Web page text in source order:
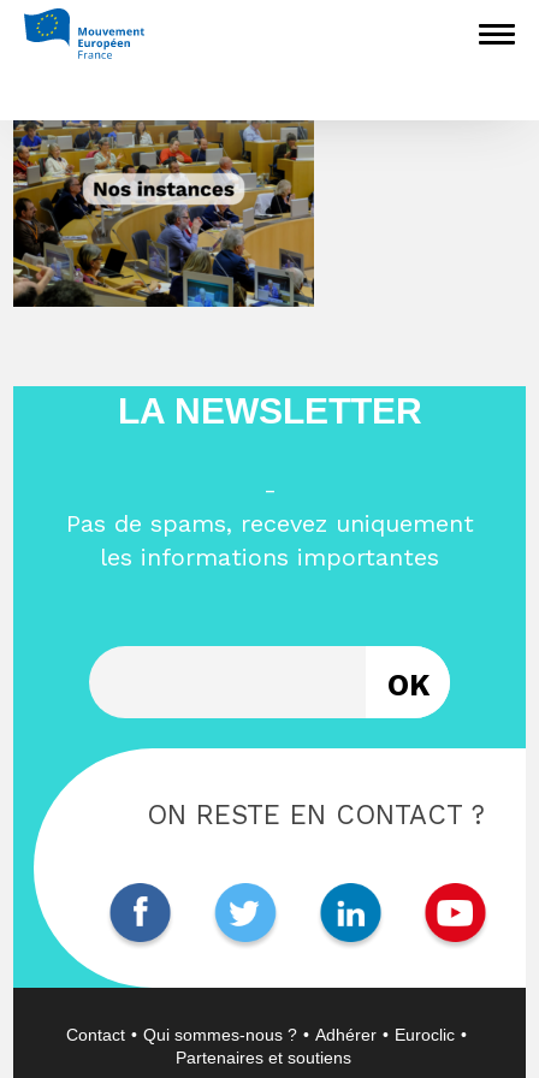
7
LA NEWSLETTER
-
Pas de spams, recevez uniquement
les informations importantes
ON RESTE EN CONTACT ?
Contact Qui sommes-nous ? Adhérer
Euroclic
Partenaires et soutiens